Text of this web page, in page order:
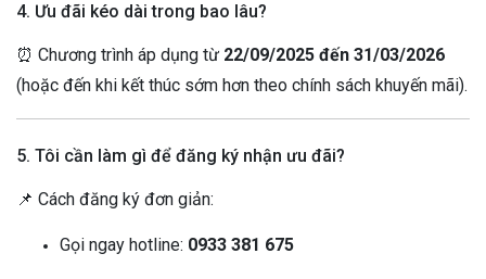
4. Ưu đãi kéo dài trong bao lâu?
⏰ Chương trình áp dụng từ 22/09/2025 đến 31/03/2026
(hoặc đến khi kết thúc sớm hơn theo chính sách khuyến mãi).
5. Tôi cần làm gì để đăng ký nhận ưu đãi?
📌 Cách đăng ký đơn giản:
Gọi ngay hotline: 0933 381 675